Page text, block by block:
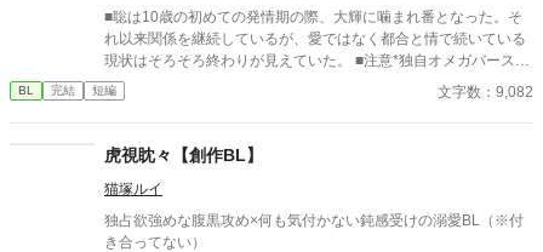
きません。 ✻独自設定の異世界オメガバースです。 ✻4話までは
毎日更新。その後は週3話の更新を目指します。執筆しながらの
更新、遅筆なのでゆっくりペースにはなりますが、完結は保証い
りがとうございます😊
■聡は10歳の初めての発情期の際、大輝に噛まれ番となった。そ
れ以来関係を継続しているが、愛ではなく都合と情で続いている
現状はそろそろ終わりが見えていた。 ■注意*独自オメガバース設
定。■『それは愛か本能か』と同じ世界設定です。関係は一切な
し。
BL 完結 短編 文字数：9,082
虎視眈々【創作BL】
猫塚ルイ
独占欲強めな腹黒攻め×何も気付かない鈍感受けの溺愛BL（※付
き合ってない）